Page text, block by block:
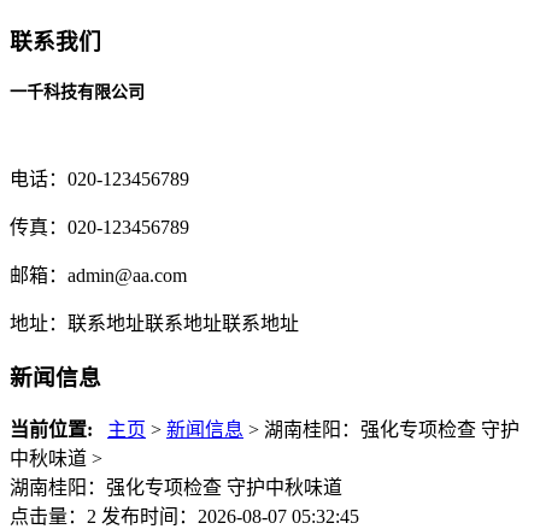
联系我们
一千科技有限公司
电话：020-123456789
传真：020-123456789
邮箱： admin@aa.com
地址：联系地址联系地址联系地址
新闻信息
当前位置: 主页 > 新闻信息 > 湖南桂阳：强化专项检查 守护
中秋味道 >
湖南桂阳：强化专项检查 守护中秋味道
点击量：2 发布时间：2026-08-07 05:32:45